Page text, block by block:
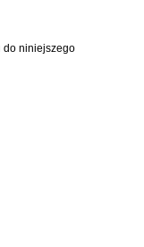
do niniejszego